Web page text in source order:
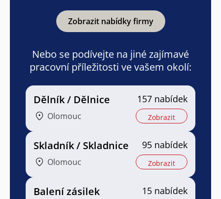
Zobrazit nabídky firmy
Nebo se podívejte na jiné zajímavé
pracovní příležitosti ve vašem okolí:
Dělník / Dělnice
Olomouc
157 nabídek
Zobrazit
Skladník / Skladnice
Olomouc
95 nabídek
Zobrazit
Balení zásilek 15 nabídek